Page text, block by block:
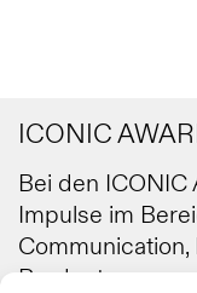
ICONIC
Bei den ICONIC
Impulse im
Communication,
Product